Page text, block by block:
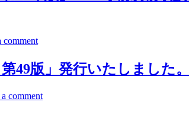
comment
49版」発行いたしました。
comment